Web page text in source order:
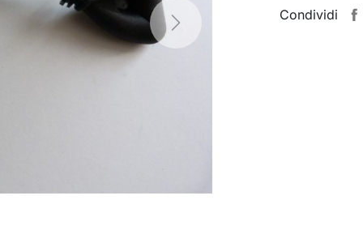
Next
Condividi